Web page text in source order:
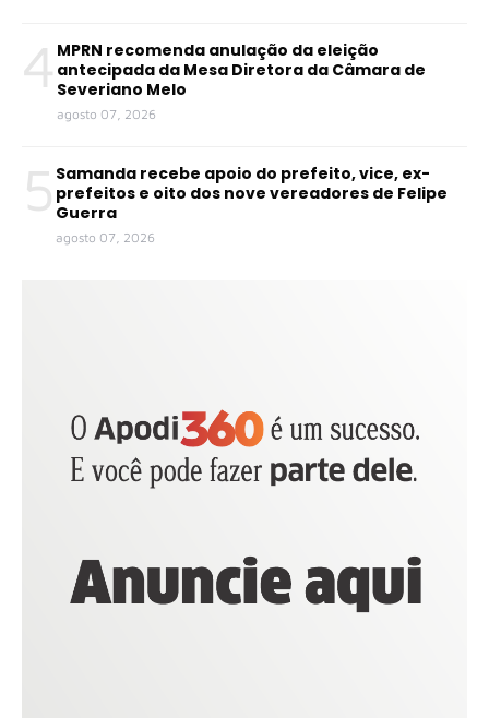
4 MPRN recomenda anulação da eleição
antecipada da Mesa Diretora da Câmara de
Severiano Melo
agosto 07, 2026
5 Samanda recebe apoio do prefeito, vice, ex-
prefeitos e oito dos nove vereadores de Felipe
Guerra
agosto 07, 2026